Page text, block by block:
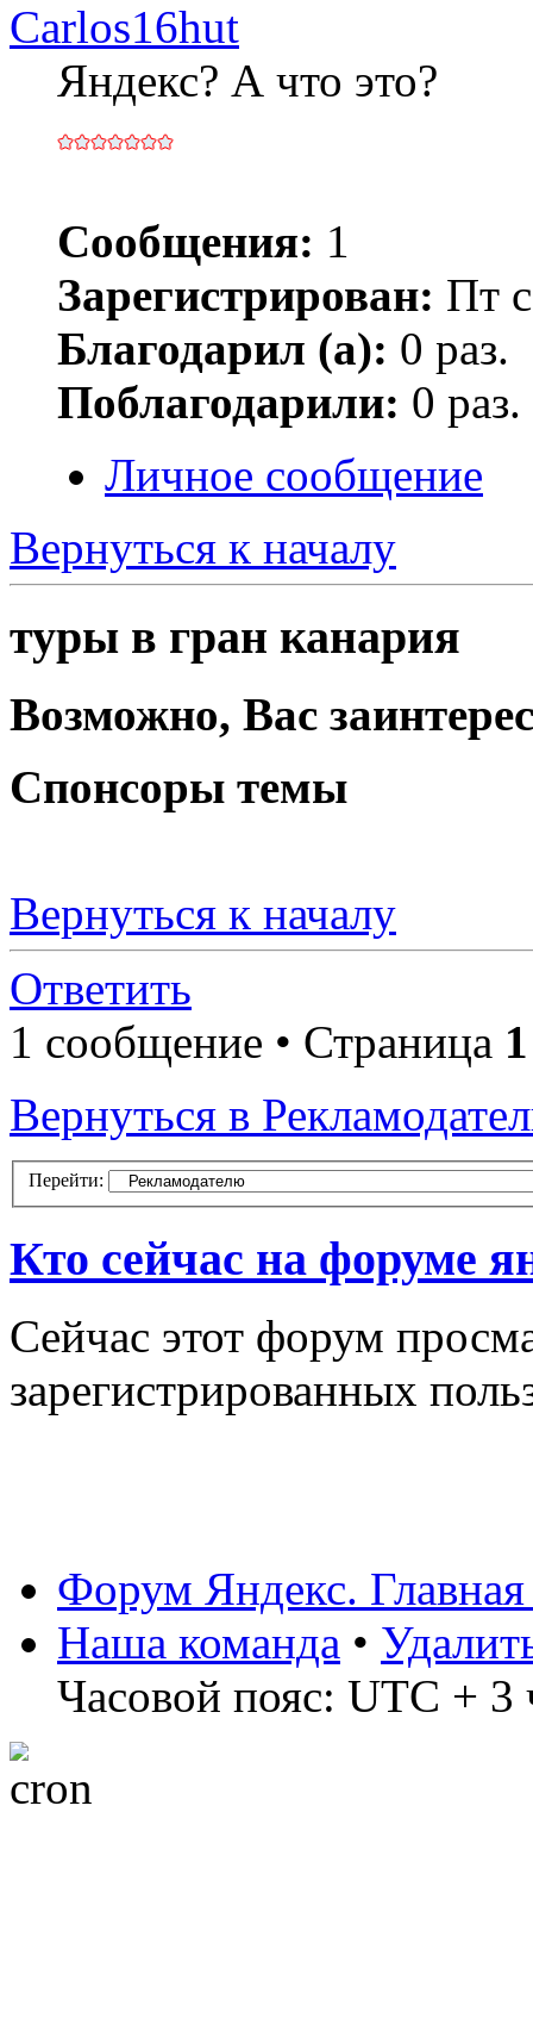
Carlos16hut
Яндекс? А что это?
Сообщения: 1
Зарегистрирован: Пт
Благодарил (а): 0 раз.
Поблагодарили: 0 раз.
Личное сообщение
Вернуться к началу
туры в гран канария
Возможно, Вас
Спонсоры темы
Вернуться к началу
Ответить
1 сообщение • Страница 1
Вернуться в
Перейти:
Кто сейчас на форуме
Сейчас этот форум
зарегистрированных
Форум Яндекс.
Наша команда •
Часовой пояс: UTC + 3